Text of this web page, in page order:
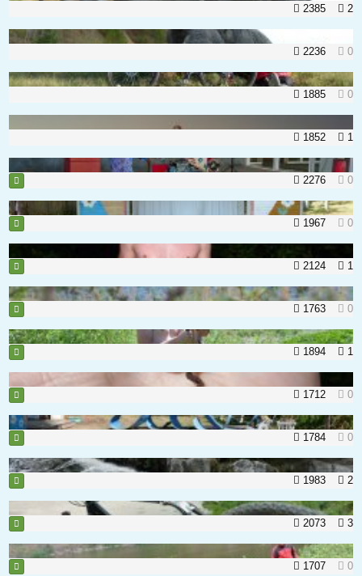
2
2385
0
2236
0
1885
1
1852
0
2276
0
1967
1
2124
0
1763
1
1894
0
1712
0
1784
2
1983
3
2073
0
1707